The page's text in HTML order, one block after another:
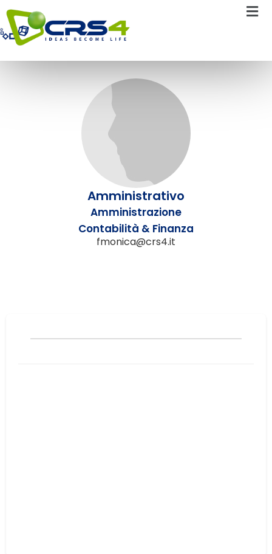
Amministrativo
Amministrazione
Contabilità & Finanza
fmonica@crs4.it